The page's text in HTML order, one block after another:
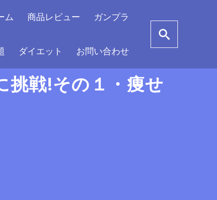
ム 商品レビュー ガンプラ
ダイエット お問い合わせ
挑戦!その１・痩せ